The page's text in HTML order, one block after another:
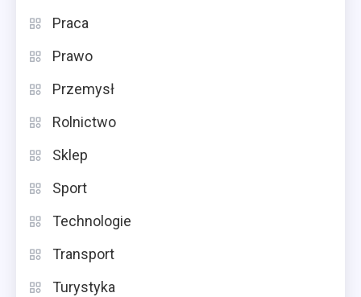
Praca
Prawo
Przemysł
Rolnictwo
Sklep
Sport
Technologie
Transport
Turystyka